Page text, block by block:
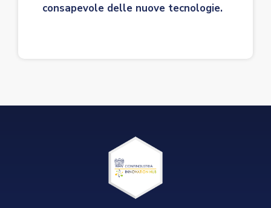
consapevole delle nuove tecnologie.